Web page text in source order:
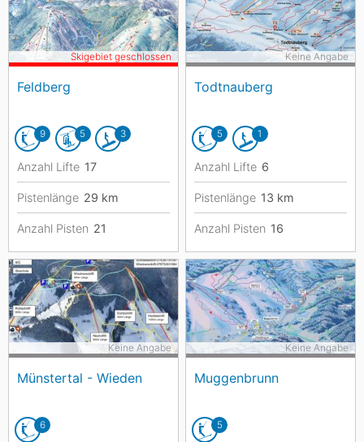
Feldberg
Skigebiet geschlossen
9 5 3
Anzahl Lifte 17
Pistenlänge 29 km
Anzahl Pisten 21
Todtnauberg
Keine Angabe
5 1
Anzahl Lifte 6
Pistenlänge 13 km
Anzahl Pisten 16
Münstertal - Wieden
Keine Angabe
6
Muggenbrunn
Keine Angabe
5